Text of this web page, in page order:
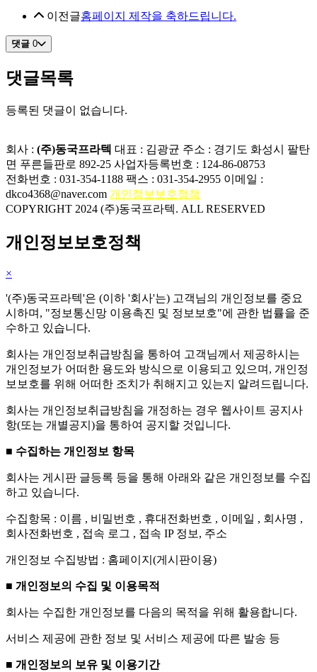
이전글홈페이지 제작을 축하드립니다.
댓글 0
댓글목록
등록된 댓글이 없습니다.
회사 : (주)동국프라텍 대표 : 김광균 주소 : 경기도 화성시 팔탄
면 푸른들판로 892-25 사업자등록번호 : 124-86-08753
전화번호 : 031-354-1188 팩스 : 031-354-2955 이메일 :
dkco4368@naver.com 개인정보보호정책
COPYRIGHT 2024 (주)동국프라텍. ALL RESERVED
개인정보보호정책
×
'(주)동국프라텍'은 (이하 '회사'는) 고객님의 개인정보를 중요
시하며, "정보통신망 이용촉진 및 정보보호"에 관한 법률을 준
수하고 있습니다.
회사는 개인정보취급방침을 통하여 고객님께서 제공하시는
개인정보가 어떠한 용도와 방식으로 이용되고 있으며, 개인정
보보호를 위해 어떠한 조치가 취해지고 있는지 알려드립니다.
회사는 개인정보취급방침을 개정하는 경우 웹사이트 공지사
항(또는 개별공지)을 통하여 공지할 것입니다.
■ 수집하는 개인정보 항목
회사는 게시판 글등록 등을 통해 아래와 같은 개인정보를 수집
하고 있습니다.
수집항목 : 이름 , 비밀번호 , 휴대전화번호 , 이메일 , 회사명 ,
회사전화번호 , 접속 로그 , 접속 IP 정보, 주소
개인정보 수집방법 : 홈페이지(게시판이용)
■ 개인정보의 수집 및 이용목적
회사는 수집한 개인정보를 다음의 목적을 위해 활용합니다.
서비스 제공에 관한 정보 및 서비스 제공에 따른 발송 등
■ 개인정보의 보유 및 이용기간